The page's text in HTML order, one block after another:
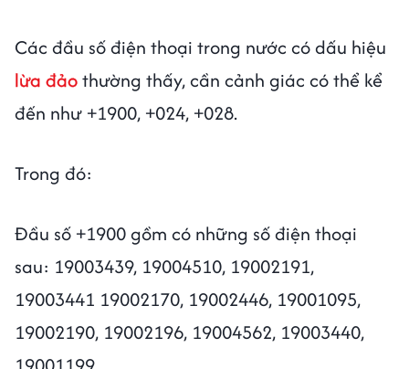
Các đầu số điện thoại trong nước có dấu hiệu
lừa đảothường thấy, cần cảnh giác có thể kể
đến như +1900, +024, +028.
Trong đó:
Đầu số +1900 gồm có những số điện thoại
sau: 19003439, 19004510, 19002191,
19003441 19002170, 19002446, 19001095,
19002190, 19002196, 19004562, 19003440,